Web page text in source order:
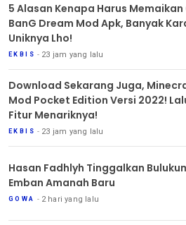
5 Alasan Kenapa Harus Memaikan
BanG Dream Mod Apk, Banyak
Uniknya Lho!
EKBIS 23 jam yang lalu
Download Sekarang Juga,
Mod Pocket Edition Versi 2022!
Fitur Menariknya!
EKBIS 23 jam yang lalu
Hasan Fadhlyh Tinggalkan
Emban Amanah Baru
GOWA 2 hari yang lalu